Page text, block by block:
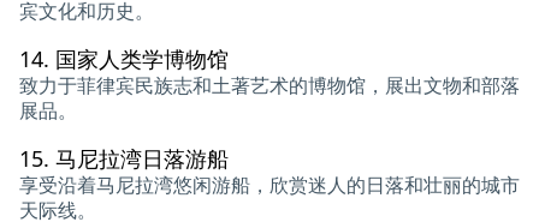
宾文化和历史。
14. 国家人类学博物馆
致力于菲律宾民族志和土著艺术的博物馆，展出文物和部落
展品。
15. 马尼拉湾日落游船
享受沿着马尼拉湾悠闲游船，欣赏迷人的日落和壮丽的城市
天际线。